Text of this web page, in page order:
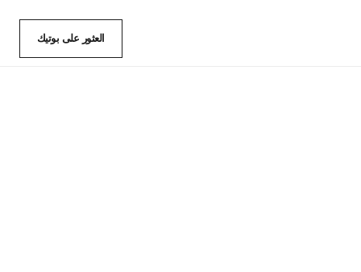
العثور على بوتيك